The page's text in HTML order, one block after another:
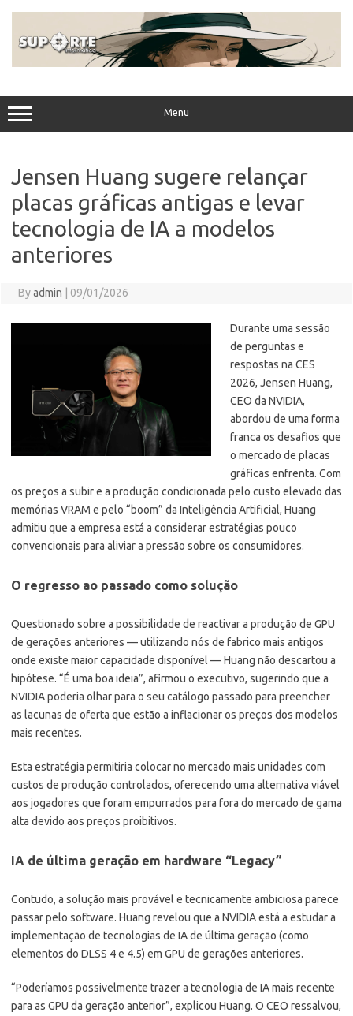
Menu
Jensen Huang sugere relançar
placas gráficas antigas e levar
tecnologia de IA a modelos
anteriores
Byadmin 09/01/2026
Durante uma sessão
de perguntas e
respostas na CES
2026, Jensen Huang,
CEO da NVIDIA,
abordou de uma forma
franca os desafios que
o mercado de placas
gráficas enfrenta. Com
os preços a subir e a produção condicionada pelo custo elevado das
memórias VRAM e pelo “boom” da Inteligência Artificial, Huang
admitiu que a empresa está a considerar estratégias pouco
convencionais para aliviar a pressão sobre os consumidores.
O regresso ao passado como solução
Questionado sobre a possibilidade de reactivar a produção de GPU
de gerações anteriores — utilizando nós de fabrico mais antigos
onde existe maior capacidade disponível — Huang não descartou a
hipótese. “É uma boa ideia”, afirmou o executivo, sugerindo que a
NVIDIA poderia olhar para o seu catálogo passado para preencher
as lacunas de oferta que estão a inflacionar os preços dos modelos
mais recentes.
Esta estratégia permitiria colocar no mercado mais unidades com
custos de produção controlados, oferecendo uma alternativa viável
aos jogadores que foram empurrados para fora do mercado de gama
alta devido aos preços proibitivos.
IA de última geração em hardware “Legacy”
Contudo, a solução mais provável e tecnicamente ambiciosa parece
passar pelo software. Huang revelou que a NVIDIA está a estudar a
implementação de tecnologias de IA de última geração (como
elementos do DLSS 4 e 4.5) em GPU de gerações anteriores.
“Poderíamos possivelmente trazer a tecnologia de IA mais recente
para as GPU da geração anterior”, explicou Huang. O CEO ressalvou,